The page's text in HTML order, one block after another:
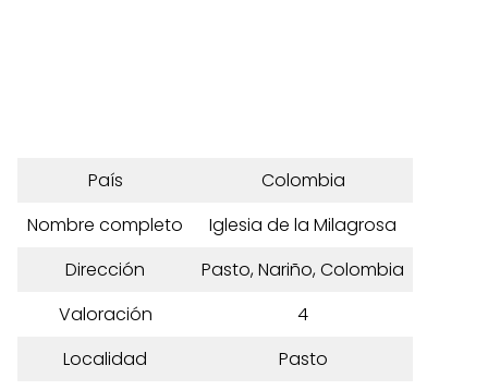
País
Colombia
Nombre completo
Iglesia de la Milagrosa
Dirección
Pasto, Nariño, Colombia
Valoración
4
Localidad
Pasto